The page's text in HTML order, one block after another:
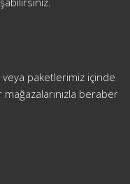
veya paketlerimiz içinde
beraber